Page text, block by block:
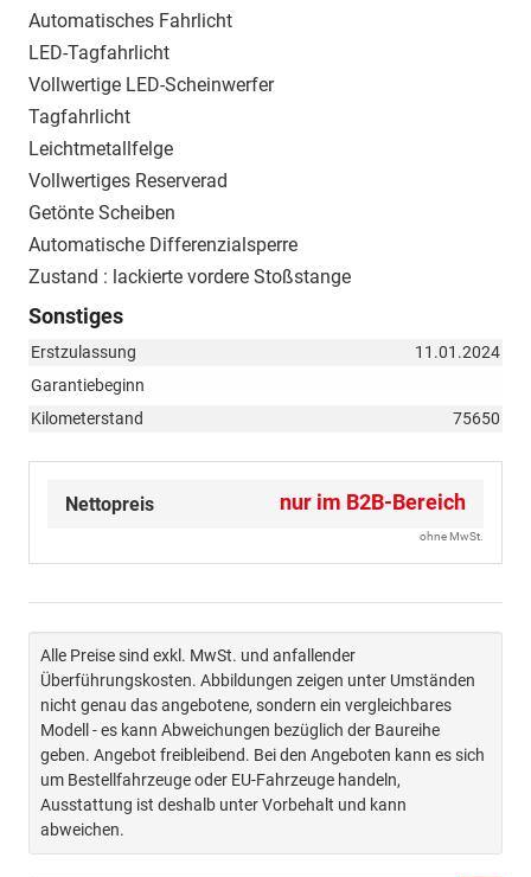
Automatisches Fahrlicht
LED-Tagfahrlicht
Vollwertige LED-Scheinwerfer
Tagfahrlicht
Leichtmetallfelge
Vollwertiges Reserverad
Getönte Scheiben
Automatische Differenzialsperre
Zustand : lackierte vordere Stoßstange
Sonstiges
Erstzulassung
11.01.2024
Garantiebeginn
Kilometerstand
75650
Nettopreis nur im B2B-Bereich
ohne MwSt.
Alle Preise sind exkl. MwSt. und anfallender
Überführungskosten. Abbildungen zeigen unter Umständen
nicht genau das angebotene, sondern ein vergleichbares
Modell - es kann Abweichungen bezüglich der Baureihe
geben. Angebot freibleibend. Bei den Angeboten kann es sich
um Bestellfahrzeuge oder EU-Fahrzeuge handeln,
Ausstattung ist deshalb unter Vorbehalt und kann
abweichen.